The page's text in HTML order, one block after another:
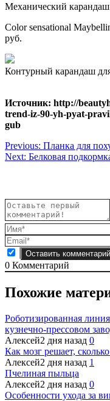
Механический карандаш
Color sensational
руб.
Контурный карандаш
Источник: http://
trend-iz-90-yh-pyat-
gub
Навигация
по
Previous: Планка для
Next: Белковая
0 Комментарий
Похожие
Роботизированная
кузнечно-прессовом
Алексей2 дня назад 0
Как мозг решает,
Алексей2 дня назад 1
Пчелиная пыльца
Алексей2 дня назад 0
Особенности ухода за